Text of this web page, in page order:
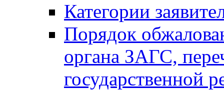
Категории
Порядок
органа ЗАГС,
государственной